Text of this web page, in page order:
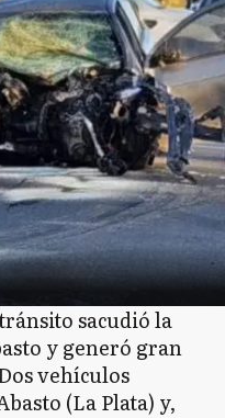
sacudió la
y generó gran
vehículos
(La Plata) y,